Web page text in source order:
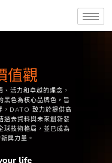
值觀
活力和卓越的理念，
黑色為核心品牌色，旨
，DATO 致力於提供高
過去資料與未來創新發
球技術格局，並已成為
興力量。